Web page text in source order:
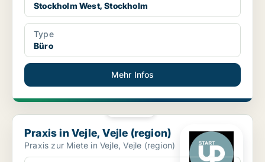
Stockholm West, Stockholm
Type
Büro
Mehr Infos
Praxis in Vejle, Vejle (region)
Praxis in Vejle, Vejle (region)
Praxis zur Miete in Vejle, Vejle (region)